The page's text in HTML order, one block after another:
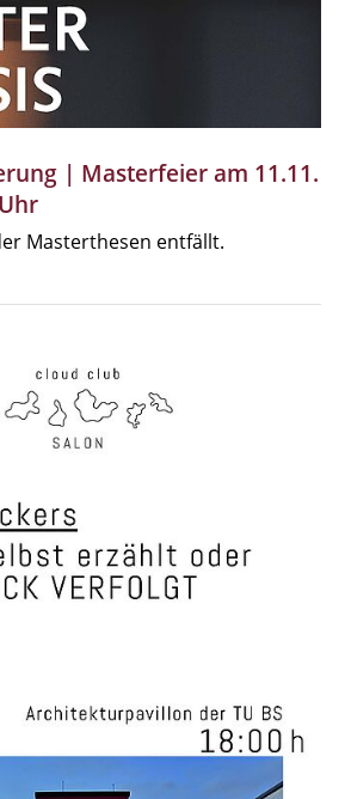
| Masterfeier am 11.11.
Masterthesen entfällt.